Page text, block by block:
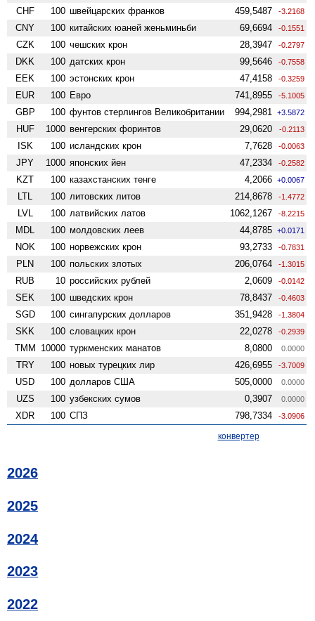
CHF 100 швейцарских франков 459,5487 -3.2168
CNY 100 китайских юаней женьминьби 69,6694 -0.1551
CZK 100 чешских крон 28,3947 -0.2797
DKK 100 датских крон 99,5646 -0.7558
EEK 100 эстонских крон 47,4158 -0.3259
EUR 100 Евро 741,8955 -5.1005
GBP 100 фунтов стерлингов Велико­британии 994,2981 +3.5872
HUF 1000 венгерских форинтов 29,0620 -0.2113
ISK 100 исландских крон 7,7628 -0.0063
JPY 1000 японских йен 47,2334 -0.2582
KZT 100 казахстанских тенге 4,2066 +0.0067
LTL 100 литовских литов 214,8678 -1.4772
LVL 100 латвийских латов 1062,1267 -8.2215
MDL 100 молдовских леев 44,8785 +0.0171
NOK 100 норвежских крон 93,2733 -0.7831
PLN 100 польских злотых 206,0764 -1.3015
RUB 10 российских рублей 2,0609 -0.0142
SEK 100 шведских крон 78,8437 -0.4603
SGD 100 сингапурских долларов 351,9428 -1.3804
SKK 100 словацких крон 22,0278 -0.2939
TMM 10000 туркменских манатов 8,0800 0.0000
TRY 100 новых турецких лир 426,6955 -3.7009
USD 100 долларов США 505,0000 0.0000
UZS 100 узбекских сумов 0,3907 0.0000
XDR 100 СПЗ 798,7334 -3.0906
конвертер
2026
2025
2024
2023
2022